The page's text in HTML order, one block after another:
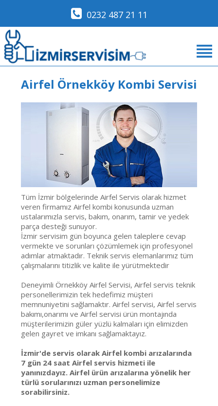
0232 487 21 11
Airfel Örnekköy Kombi Servisi
Tüm İzmir bölgelerinde Airfel Servis olarak hizmet
veren firmamız Airfel kombi konusunda uzman
ustalarımızla servis, bakım, onarım, tamir ve yedek
parça desteği sunuyor.
İzmir servisim gün boyunca gelen taleplere cevap
vermekte ve sorunları çözümlemek için profesyonel
adımlar atmaktadır. Teknik servis elemanlarımız tüm
çalışmalarını titizlik ve kalite ile yürütmektedir
Deneyimli Örnekköy Airfel Servisi, Airfel servis teknik
personellerimizin tek hedefimiz müşteri
memnuniyetini sağlamaktır. Airfel servisi, Airfel servis
bakımı,onarımı ve Airfel servisi ürün montajında
müşterilerimizin güler yüzlü kalmaları için elimizden
gelen gayret ve imkanı sağlamaktayız.
İzmir'de servis olarak Airfel kombi arızalarında
7 gün 24 saat Airfel servis hizmeti ile
yanınızdayız. Airfel ürün arızalarına yönelik her
türlü sorularınızı uzman personelimize
sorabilirsiniz.